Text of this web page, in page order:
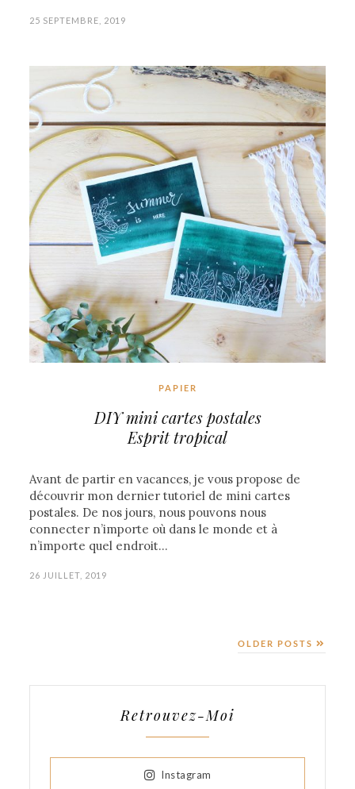
25 SEPTEMBRE, 2019
PAPIER
DIY mini cartes postales
Esprit tropical
Avant de partir en vacances, je vous propose de
découvrir mon dernier tutoriel de mini cartes
postales. De nos jours, nous pouvons nous
connecter n’importe où dans le monde et à
n’importe quel endroit…
26 JUILLET, 2019
OLDER POSTS
Retrouvez-Moi
Instagram